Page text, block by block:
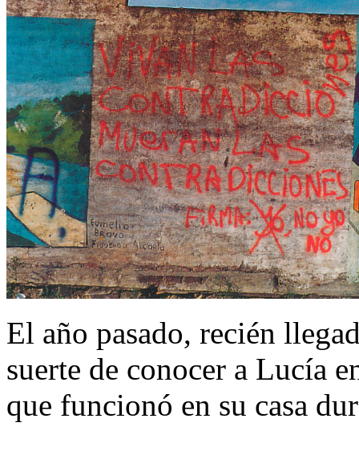
El año pasado, recién
suerte de conocer a Lucía
que funcionó en su casa